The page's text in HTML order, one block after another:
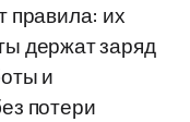
правила: их
держат заряд
и
потери